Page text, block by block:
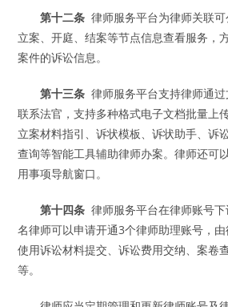
第十二条 律师服务平台为律师关联
立案、开庭、结案等节点信息查看服务，
案件的诉讼信息。
第十三条 律师服务平台支持律师通
联系法官，支持多种格式电子文档批量上
立案材料指引、诉状模板、诉状助手、诉
查询等智能工具辅助律师办案。律师还可
用事项导航窗口。
第十四条 律师服务平台在律师账号
名律师可以申请开通3个律师助理账号，
使用诉讼材料提交、诉讼费用交纳、案卷
等。